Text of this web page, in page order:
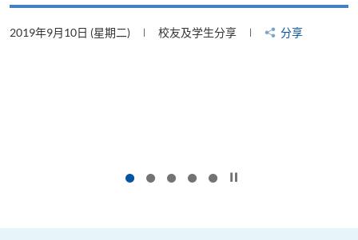
2019年9月10日 (星期二) 校友及学生分享 分享